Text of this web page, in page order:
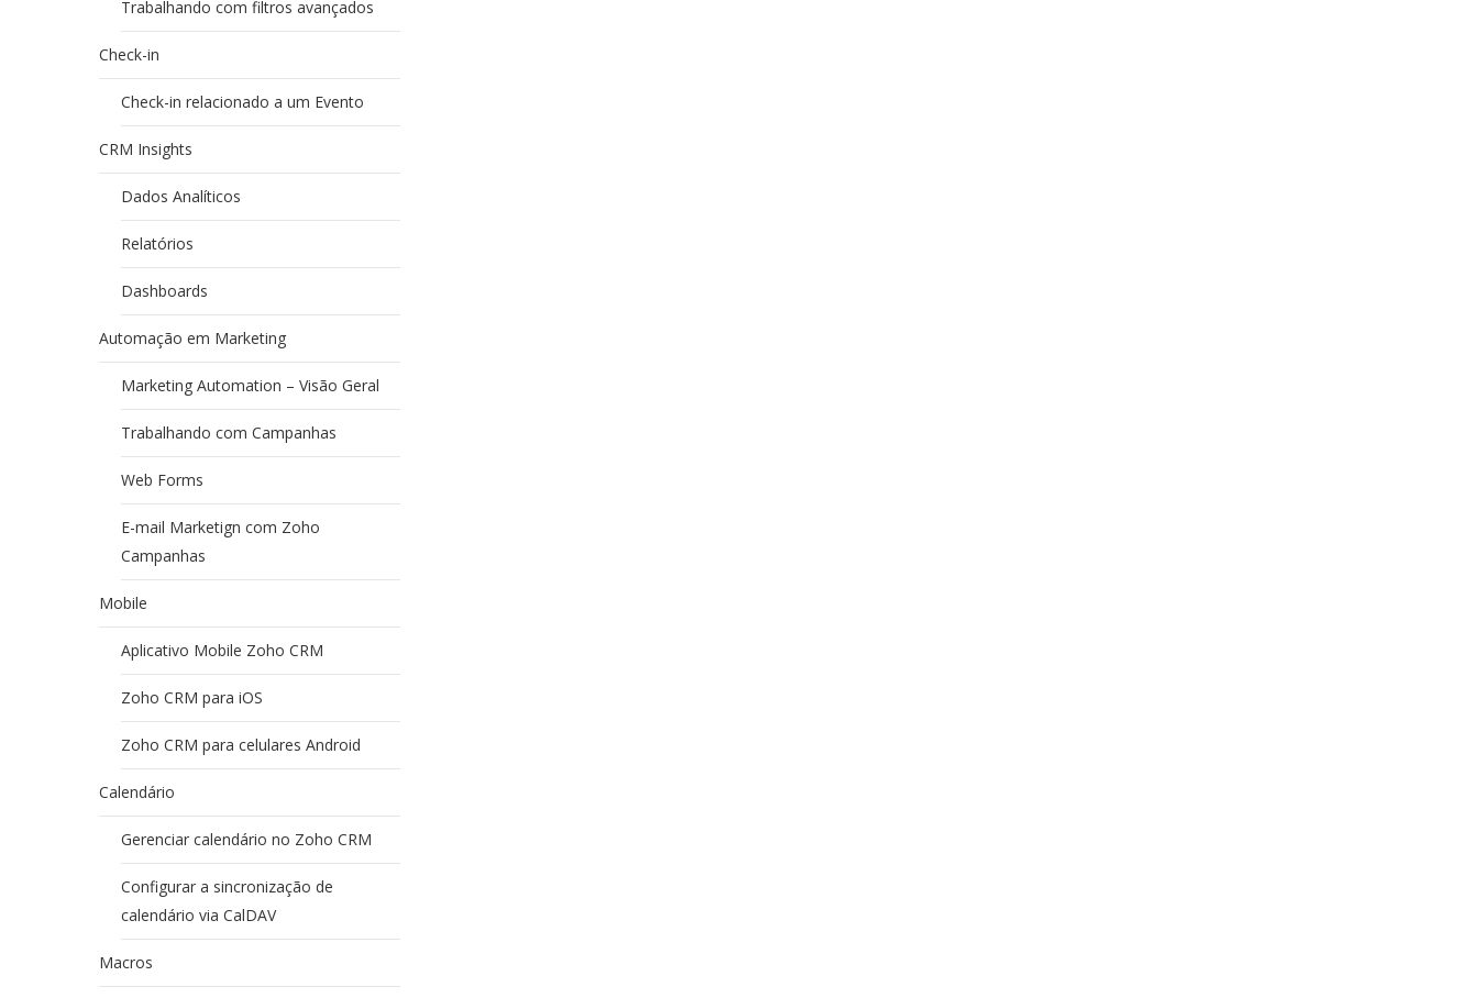
Trabalhando com filtros avançados
Check-in
Check-in relacionado a um Evento
CRM Insights
Dados Analíticos
Relatórios
Dashboards
Automação em Marketing
Marketing Automation – Visão Geral
Trabalhando com Campanhas
Web Forms
E-mail Marketign com Zoho
Campanhas
Mobile
Aplicativo Mobile Zoho CRM
Zoho CRM para iOS
Zoho CRM para celulares Android
Calendário
Gerenciar calendário no Zoho CRM
Configurar a sincronização de
calendário via CalDAV
Macros